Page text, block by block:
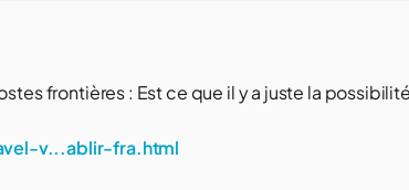
frontières : Est ce que il y a juste la
v...ablir-fra.html